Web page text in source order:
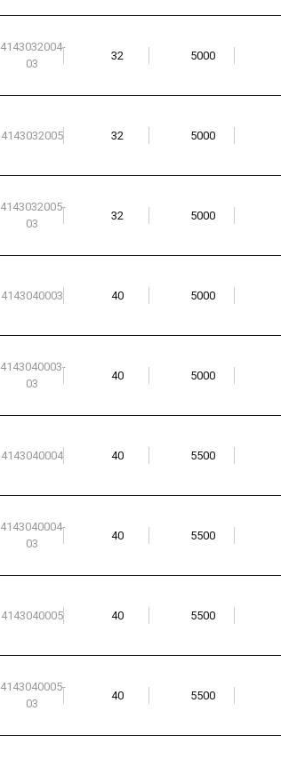
4143032004-
03
32 5000
4143032005 32 5000
4143032005-
03
32 5000
4143040003 40 5000
4143040003-
03
40 5000
4143040004 40 5500
4143040004-
03
40 5500
4143040005 40 5500
4143040005-
03
40 5500